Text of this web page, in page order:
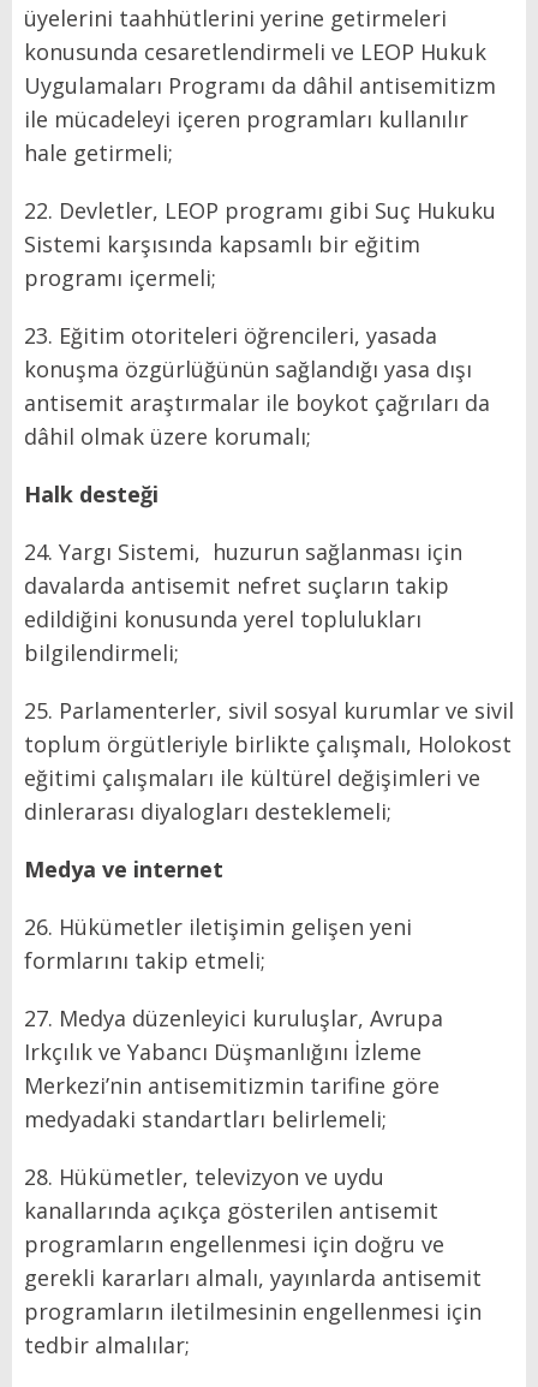
üyelerini taahhütlerini yerine getirmeleri
konusunda cesaretlendirmeli ve LEOP Hukuk
Uygulamaları Programı da dâhil antisemitizm
ile mücadeleyi içeren programları kullanılır
hale getirmeli;
22. Devletler, LEOP programı gibi Suç Hukuku
Sistemi karşısında kapsamlı bir eğitim
programı içermeli;
23. Eğitim otoriteleri öğrencileri, yasada
konuşma özgürlüğünün sağlandığı yasa dışı
antisemit araştırmalar ile boykot çağrıları da
dâhil olmak üzere korumalı;
Halk desteği
24. Yargı Sistemi, huzurun sağlanması için
davalarda antisemit nefret suçların takip
edildiğini konusunda yerel toplulukları
bilgilendirmeli;
25. Parlamenterler, sivil sosyal kurumlar ve sivil
toplum örgütleriyle birlikte çalışmalı, Holokost
eğitimi çalışmaları ile kültürel değişimleri ve
dinlerarası diyalogları desteklemeli;
Medya ve internet
26. Hükümetler iletişimin gelişen yeni
formlarını takip etmeli;
27. Medya düzenleyici kuruluşlar, Avrupa
Irkçılık ve Yabancı Düşmanlığını İzleme
Merkezi’nin antisemitizmin tarifine göre
medyadaki standartları belirlemeli;
28. Hükümetler, televizyon ve uydu
kanallarında açıkça gösterilen antisemit
programların engellenmesi için doğru ve
gerekli kararları almalı, yayınlarda antisemit
programların iletilmesinin engellenmesi için
tedbir almalılar;